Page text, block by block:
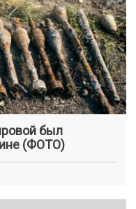
был
(ФОТО)